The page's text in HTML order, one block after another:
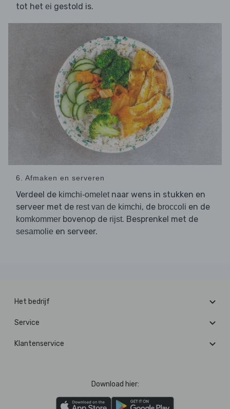
tot het ei gestold is.
6. Afmaken en serveren
Verdeel de kimchi-omeletnaar wens in stukken en
serveer met de rest van de kimchi, de broccoli en de
komkommer bovenop de rijst. Besprenkel met de
sesamolie en serveer.
Het bedrijf
Service
Klantenservice
Download hier: